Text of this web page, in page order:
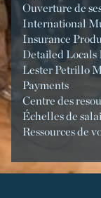
Ouverture de
International
Insurance
Detailed
Lester Petrillo
Payments
Centre des
Échelles de
Ressources de